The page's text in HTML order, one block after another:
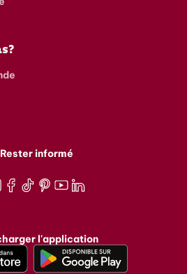
Rester informé
l'application